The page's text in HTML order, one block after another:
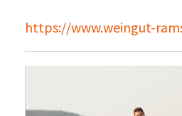
https://www.weingut-